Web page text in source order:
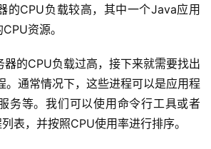
的CPU负载较高，其中一个Java应用
资源。
器的CPU负载过高，接下来就需要找出
。通常情况下，这些进程可以是应用程
务等。我们可以使用命令行工具或者
表，并按照CPU使用率进行排序。